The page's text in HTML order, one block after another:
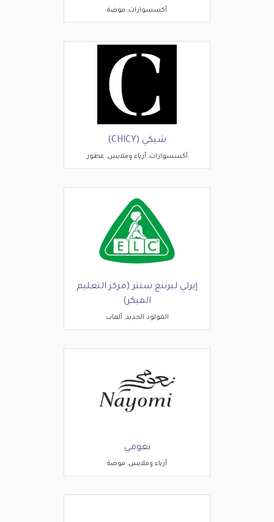
أكسسوارات, موضة
شيكي (CHICY)
أكسسوارات, أزياء وملابس, عطور
إيرلي ليرننغ سنتر (مركز التعليم
المبكر)
المولود الجديد, ألعاب
نعومي
أزياء وملابس, موضة